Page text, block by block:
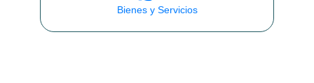
Bienes y Servicios